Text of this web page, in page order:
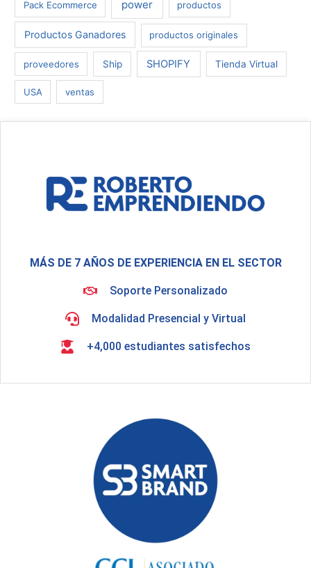
Pack Ecommerce power productos
Productos Ganadores productos originales
proveedores Ship SHOPIFY Tienda Virtual
USA ventas
MÁS DE 7 AÑOS DE EXPERIENCIA EN EL SECTOR
Soporte Personalizado
Modalidad Presencial y Virtual
+4,000 estudiantes satisfechos